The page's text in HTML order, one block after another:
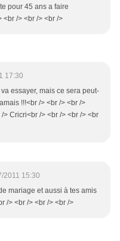
pour 45 ans a faire
<br /> <br /> <br />
17:30
essayer, mais ce sera peut-
!!!<br /> <br /> <br />
> Cricri<br /> <br /> <br /> <br
2011 15:30
mariage et aussi à tes amis
/> <br /> <br /> <br />